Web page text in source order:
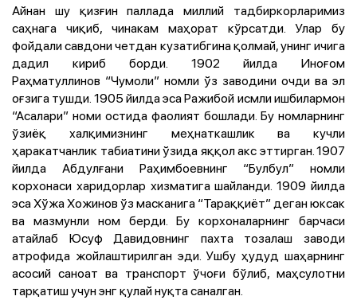
Айнан шу қизғин паллада миллий тадбиркорларимиз
саҳнага чиқиб, чинакам маҳорат кўрсатди. Улар бу
фойдали савдони четдан кузатибгина қолмай, унинг ичига
дадил кириб борди. 1902 йилда Иноғом
Раҳматуллинов “Чумоли” номли ўз заводини очди ва эл
оғзига тушди. 1905 йилда эса Ражибой исмли ишбилармон
“Асалари” номи остида фаолият бошлади. Бу номларнинг
ўзиёқ халқимизнинг меҳнаткашлик ва кучли
ҳаракатчанлик табиатини ўзида яққол акс эттирган. 1907
йилда Абдулғани Раҳимбоевнинг “Булбул” номли
корхонаси харидорлар хизматига шайланди. 1909 йилда
эса Хўжа Хожинов ўз масканига “Тараққиёт” деган юксак
ва мазмунли ном берди. Бу корхоналарнинг барчаси
атайлаб Юсуф Давидовнинг пахта тозалаш заводи
атрофида жойлаштирилган эди. Ушбу ҳудуд шаҳарнинг
асосий саноат ва транспорт ўчоғи бўлиб, маҳсулотни
тарқатиш учун энг қулай нуқта саналган.